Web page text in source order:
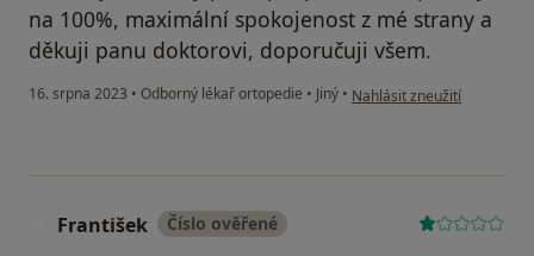
na 100%, maximální spokojenost z mé strany a
děkuji panu doktorovi, doporučuji všem.
16. srpna 2023 • Odborný lékař ortopedie • Jiný • podle názoru uživatele
Nahlásit zneužití
František Číslo ověřené